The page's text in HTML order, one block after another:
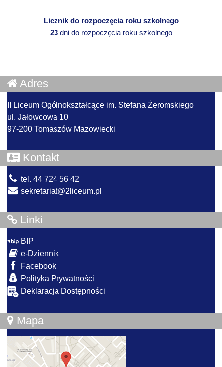
Licznik do rozpoczęcia roku szkolnego
23dni do rozpoczęcia roku szkolnego
Adres
II Liceum Ogólnokształcące im. Stefana Żeromskiego
ul. Jałowcowa 10
97-200 Tomaszów Mazowiecki
Kontakt
tel. 44 724 56 42
sekretariat@2liceum.pl
Linki
BIP
e-Dziennik
Facebook
Polityka Prywatności
Deklaracja Dostępności
Mapa